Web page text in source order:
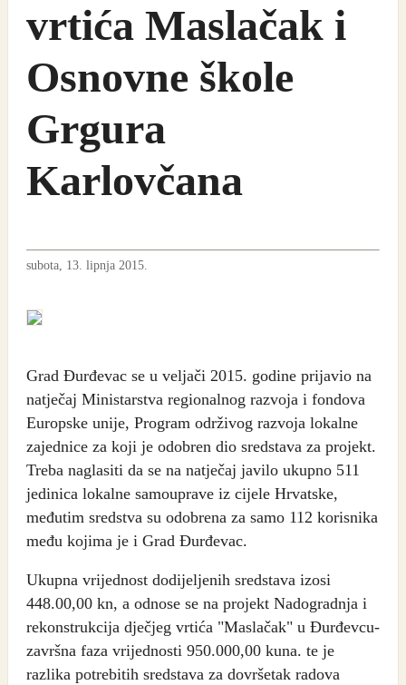
vrtića Maslačak i
Osnovne škole
Grgura
Karlovčana
subota, 13. lipnja 2015.
Grad Đurđevac se u veljači 2015. godine prijavio na
natječaj Ministarstva regionalnog razvoja i fondova
Europske unije, Program održivog razvoja lokalne
zajednice za koji je odobren dio sredstava za projekt.
Treba naglasiti da se na natječaj javilo ukupno 511
jedinica lokalne samouprave iz cijele Hrvatske,
međutim sredstva su odobrena za samo 112 korisnika
među kojima je i Grad Đurđevac.
Ukupna vrijednost dodijeljenih sredstava izosi
448.00,00 kn, a odnose se na projekt Nadogradnja i
rekonstrukcija dječjeg vrtića "Maslačak" u Đurđevcu-
završna faza vrijednosti 950.000,00 kuna. te je
razlika potrebitih sredstava za dovršetak radova